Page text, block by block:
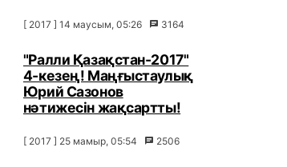
[ 2017 ] 14 маусым, 05:26 3164
"Ралли Қазақстан-2017"
4-кезең! Маңғыстаулық
Юрий Сазонов
нәтижесін жақсартты!
[ 2017 ] 25 мамыр, 05:54 2506